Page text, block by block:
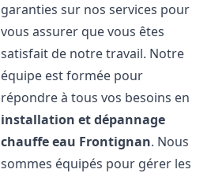
garanties sur nos services pour
vous assurer que vous êtes
satisfait de notre travail. Notre
équipe est formée pour
répondre à tous vos besoins en
installation et dépannage
chauffe eau Frontignan. Nous
sommes équipés pour gérer les